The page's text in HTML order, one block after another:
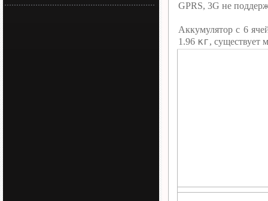
GPRS, 3G не
Аккумулятор c 6
1.96 кг, существует